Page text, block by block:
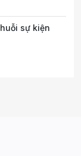
sự kiện